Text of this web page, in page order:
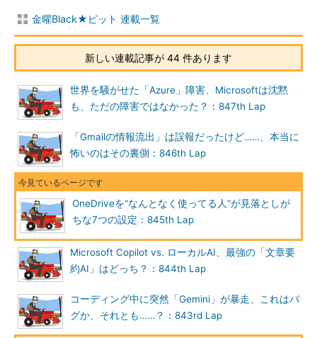
金曜Black★ピット 連載一覧
新しい連載記事が 44 件あります
世界を騒がせた「Azure」障害、Microsoftは沈黙
も、ただの障害ではなかった？：847th Lap
「Gmailの情報流出」は誤報だったけど……、本当に
怖いのはその裏側：846th Lap
OneDriveを“なんとなく使ってる人”が見落としが
ちな7つの設定：845th Lap
Microsoft Copilot vs. ローカルAI、最強の「文章要
約AI」はどっち？：844th Lap
コーディング中に突然「Gemini」が暴走、これはバ
グか、それとも……？：843rd Lap